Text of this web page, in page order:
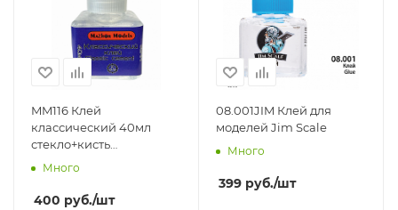
MM116 Клей
классический 40мл
стекло+кисть
Мастерская Мажор
Много
400 руб./шт
08.001JIM Клей для
моделей Jim Scale
Много
399 руб./шт